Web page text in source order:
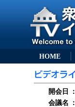
HOME
開会日 ：
会議名
：